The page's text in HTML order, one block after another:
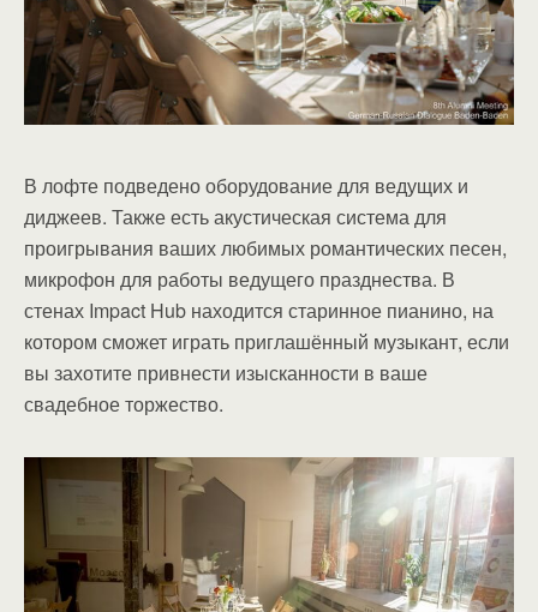
В лофте подведено оборудование для ведущих и
диджеев. Также есть акустическая система для
проигрывания ваших любимых романтических песен,
микрофон для работы ведущего празднества. В
стенах Impact Hub находится старинное пианино, на
котором сможет играть приглашённый музыкант, если
вы захотите привнести изысканности в ваше
свадебное торжество.